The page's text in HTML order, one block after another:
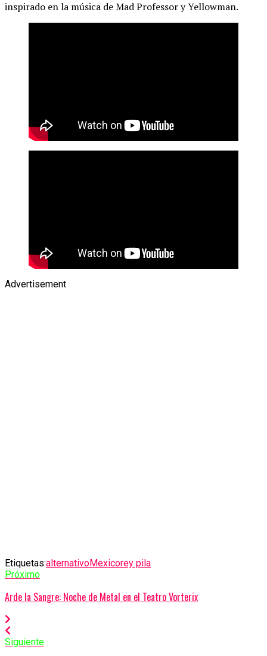
inspirado en la música de Mad Professor y Yellowman.
Advertisement
Etiquetas:alternativoMexicorey pila
Próximo
Arde la Sangre: Noche de Metal en el Teatro Vorterix
Siguiente